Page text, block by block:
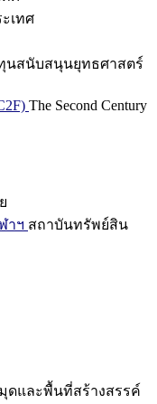
เทศ
นสนับสนุนยุทธศาสตร์
The Second Century
าฯ สถาบันทรัพย์สิน
ดและพื้นที่สร้างสรรค์